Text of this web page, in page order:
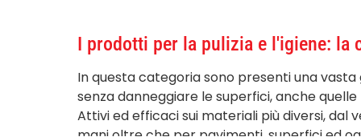
I prodotti per la pulizia e l'igiene: la
In questa categoria sono presenti una vasta
senza danneggiare le superfici, anche quelle
Attivi ed efficaci sui materiali più diversi, dal